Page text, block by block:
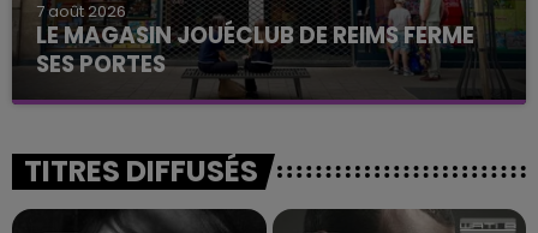
7 août 2026
LE MAGASIN JOUÉCLUB DE REIMS FERME
SES PORTES
C'était l'une des institutions du centre-ville
fermer ses portes.
TITRES DIFFUSÉS